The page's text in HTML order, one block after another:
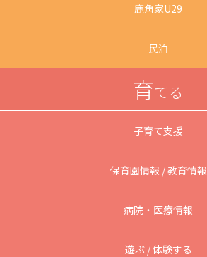
鹿角家U29
民泊
育てる
子育て支援
保育園情報 / 教育情報
病院・医療情報
遊ぶ / 体験する